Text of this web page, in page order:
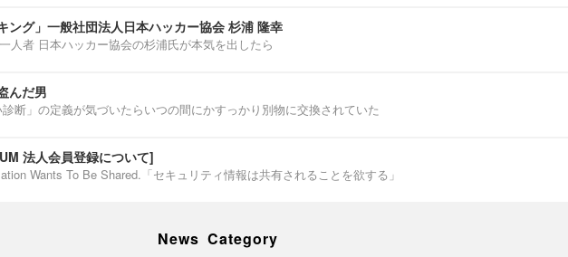
ング」一般社団法人日本ハッカー協会 杉浦 隆幸
人者 日本ハッカー協会の杉浦氏が本気を出したら
んだ男
断」の定義が気づいたらいつの間にかすっかり別物に交換されていた
法人会員登録について]
Wants To Be Shared.「セキュリティ情報は共有されることを欲する」
News Category